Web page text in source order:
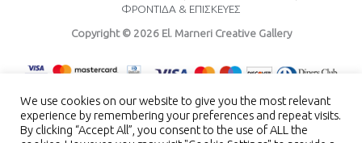
ΦΡΟΝΤΙΔΑ & ΕΠΙΣΚΕΥΕΣ
Copyright © 2026 El. Marneri Creative Gallery
We use cookies on our website to give you the most relevant
experience by remembering your preferences and repeat visits.
By clicking “Accept All”, you consent to the use of ALL the